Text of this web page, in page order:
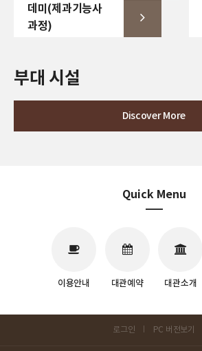
데미(제과기능사
과정)
부대 시설
Discover More
Quick Menu
이용안내 대관예약 대관소개
로그인 PC 버전보기